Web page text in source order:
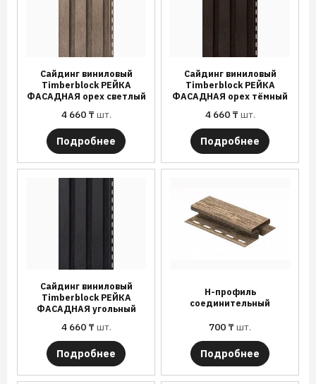
Сайдинг виниловый
Timberblock РЕЙКА
ФАСАДНАЯ орех светлый
4 660 ₸шт.
Подробнее
Сайдинг виниловый
Timberblock РЕЙКА
ФАСАДНАЯ орех тёмный
4 660 ₸шт.
Подробнее
Сайдинг виниловый
Timberblock РЕЙКА
ФАСАДНАЯ угольный
4 660 ₸шт.
Подробнее
Н-профиль
соединительный
700 ₸шт.
Подробнее